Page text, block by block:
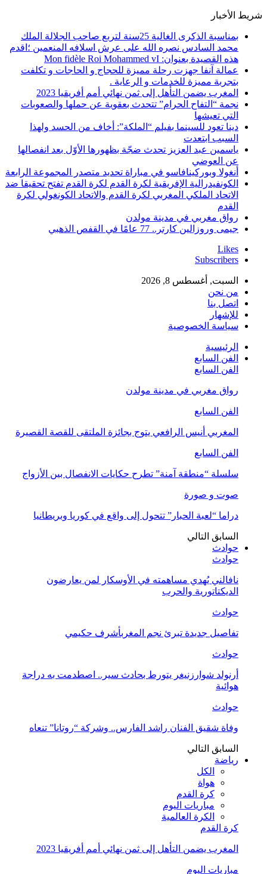
شريط الأخبار
بمناسبة الذكرى الغالية 25سنة لتربع صاحب الجلالة الملك
محمد السادس نصره الله على عرش اسلافه المنعمين ؛اقدم
هذه القصيدة بعنوان: Mon fidèle Roi Mohammed vI
عمالة آنفا جهزت رحلة مميزة للحجاج و الحاجات و تكلفت
بتجربة مميزة للخدمات و الرعاية .
المغرب يضمن التأهل إلى ثمن نهائي أمم أفريقيا 2023
نجمة “التفاح الحرام” تتحدث بعقوية عن حملها والصعوبات
التي تعيشها
دينا تعود للسينما بفيلم “الملكة”: أخاف من الحسد ولهذا
السبب ابتعدت
ياسمين عبد العزيز تحدث ضجّة بظهورها الأوّل بعد انفصالها
عن العوضي
أنغولا وبوركينافاسو في مباراة تحديد متصدر المجموعة الرابعة
الكونفيدرالية الإفريقية لكرة القدم لكرة القدم تفتح تحقيقا ضد
الاتحاد الملكي المغربي لكرة القدم والاتحاد الكونغولي لكرة
القدم
رواق مغربي في مدينة مولدن
جيمى وروزالين كارتر.. 77 عامًا في القفص الذهبي
Likes
Subscribers
السبت, أغسطس 8, 2026
من نحن
اتصل بنا
للإشهار
سياسة الخصوصية
الرئيسية
الفن السابع
الفن السابع
رواق مغربي في مدينة مولدن
الفن السابع
المغربي أنيس الرافعي يتوج بجائزة الملتقى للقصة القصيرة
الفن السابع
سلسلة “منطقة آمنة” تطرح حكايات الانفصال بين الأزواج
صوت و صورة
دراما “لعبة الحبار” تتحول إلى واقع في كوريا وبريطانيا
السابق التالي
حوادث
حوادث
نافالني يُهدي مساهمته في الأوسكار لمن يعارضون
الديكتاتورية والحرب
حوادث
تفاصيل جديدة تبرئ نجم المغربأشرف حكيمي
حوادث
أرنولد شوارزنيغر يتورط بحادث سير.. اصطدمت به دراجة
هوائية
حوادث
وفاة شقيق الفنان راشد الفارس.. وشركة “روتانا” تنعاه
السابق التالي
رياضة
الكل
هواة
كرة القدم
مباريات اليوم
الكرة العالمية
كرة القدم
المغرب يضمن التأهل إلى ثمن نهائي أمم أفريقيا 2023
مباريات اليوم